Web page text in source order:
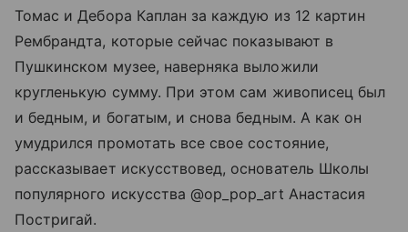
Томас и Дебора Каплан за каждую из 12 картин
Рембрандта, которые сейчас показывают в
Пушкинском музее, наверняка выложили
кругленькую сумму. При этом сам живописец был
и бедным, и богатым, и снова бедным. А как он
умудрился промотать все свое состояние,
рассказывает искусствовед, основатель Школы
популярного искусства @op_pop_art Анастасия
Постригай.